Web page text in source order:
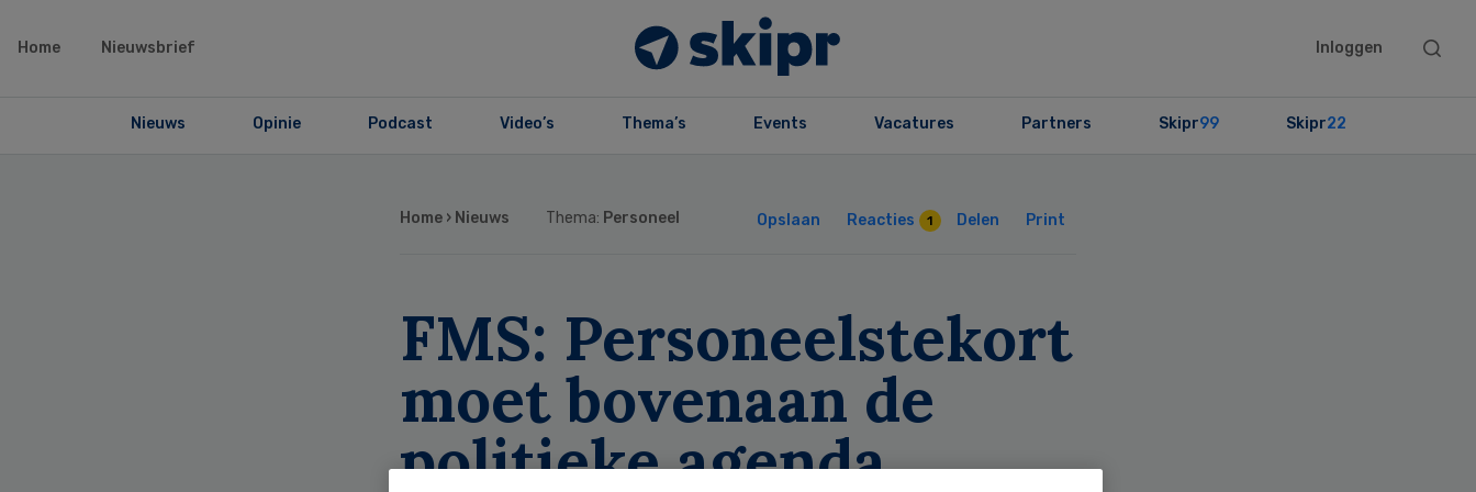
Home Nieuwsbrief Inloggen
Search
Nieuws Opinie Podcast Video’s Thema’s Events Vacatures Partners Skipr99 Skipr22
Home › Nieuws Thema: Personeel Opslaan Reacties 1 Delen Print
FMS: Personeelstekort
moet bovenaan de
politieke agenda